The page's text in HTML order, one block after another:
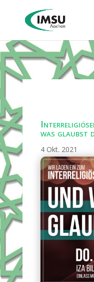
was glaubst
4 Okt. 2021